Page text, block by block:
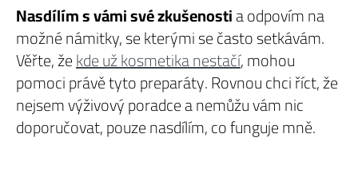
Nasdílím s vámi své zkušenostia odpovím na
možné námitky, se kterými se často setkávám.
Věřte, žekde už kosmetika nestačí, mohou
pomoci právě tyto preparáty. Rovnou chci říct, že
nejsem výživový poradce a nemůžu vám nic
doporučovat, pouze nasdílím, co funguje mně.